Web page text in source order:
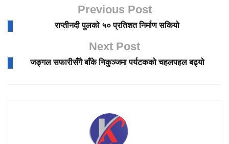
Previous Post
राप्तीनदी पुलको ५० प्रतिशत निर्माण सकियो
Next Post
जङ्गल सफारीसँगै बाँके निकुञ्जमा पर्यटकको चहलपहल बढ्यो